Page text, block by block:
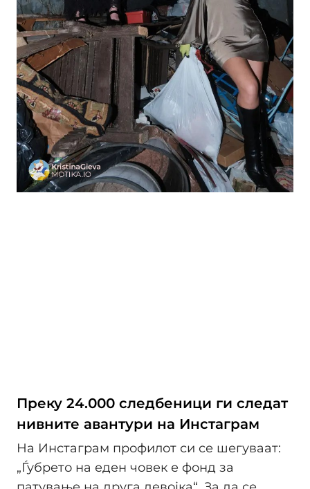
Преку 24.000 следбеници ги следат
нивните авантури на Инстаграм
На Инстаграм профилот си се шегуваат:
„Ѓубрето на еден човек е фонд за